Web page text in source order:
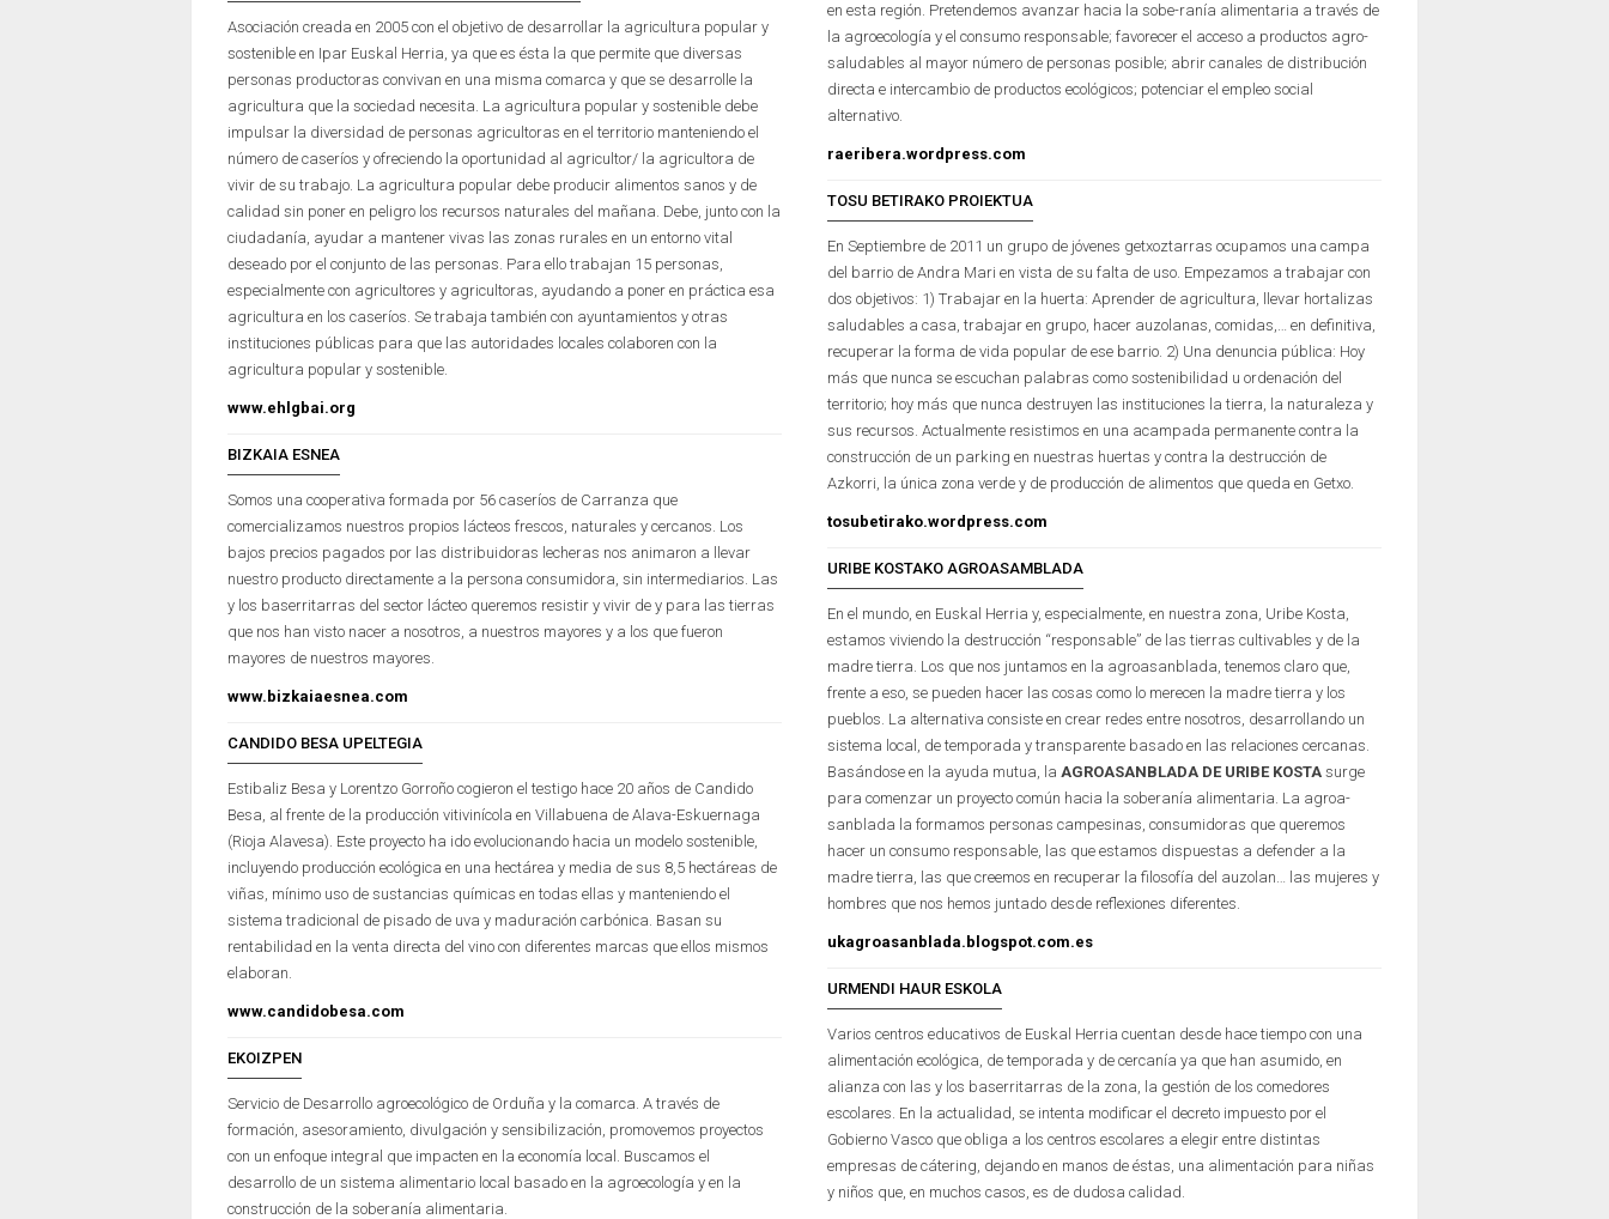
Asociación creada en 2005 con el objetivo de desarrollar la agricultura popular y
sostenible en Ipar Euskal Herria, ya que es ésta la que permite que diversas
personas productoras convivan en una misma comarca y que se desarrolle la
agricultura que la sociedad necesita. La agricultura popular y sostenible debe
impulsar la diversidad de personas agricultoras en el territorio manteniendo el
número de caseríos y ofreciendo la oportunidad al agricultor/ la agricultora de
vivir de su trabajo. La agricultura popular debe producir alimentos sanos y de
calidad sin poner en peligro los recursos naturales del mañana. Debe, junto con la
ciudadanía, ayudar a mantener vivas las zonas rurales en un entorno vital
deseado por el conjunto de las personas. Para ello trabajan 15 personas,
especialmente con agricultores y agricultoras, ayudando a poner en práctica esa
agricultura en los caseríos. Se trabaja también con ayuntamientos y otras
instituciones públicas para que las autoridades locales colaboren con la
agricultura popular y sostenible.
www.ehlgbai.org
BIZKAIA ESNEA
Somos una cooperativa formada por 56 caseríos de Carranza que
comercializamos nuestros propios lácteos frescos, naturales y cercanos. Los
bajos precios pagados por las distribuidoras lecheras nos animaron a llevar
nuestro producto directamente a la persona consumidora, sin intermediarios. Las
y los baserritarras del sector lácteo queremos resistir y vivir de y para las tierras
que nos han visto nacer a nosotros, a nuestros mayores y a los que fueron
mayores de nuestros mayores.
www.bizkaiaesnea.com
CANDIDO BESA UPELTEGIA
Estibaliz Besa y Lorentzo Gorroño cogieron el testigo hace 20 años de Candido
Besa, al frente de la producción vitivinícola en Villabuena de Alava-Eskuernaga
(Rioja Alavesa). Este proyecto ha ido evolucionando hacia un modelo sostenible,
incluyendo producción ecológica en una hectárea y media de sus 8,5 hectáreas de
viñas, mínimo uso de sustancias químicas en todas ellas y manteniendo el
sistema tradicional de pisado de uva y maduración carbónica. Basan su
rentabilidad en la venta directa del vino con diferentes marcas que ellos mismos
elaboran.
www.candidobesa.com
EKOIZPEN
Servicio de Desarrollo agroecológico de Orduña y la comarca. A través de
formación, asesoramiento, divulgación y sensibilización, promovemos proyectos
con un enfoque integral que impacten en la economía local. Buscamos el
desarrollo de un sistema alimentario local basado en la agroecología y en la
construcción de la soberanía alimentaria.
en esta región. Pretendemos avanzar hacia la sobe-ranía alimentaria a través de
la agroecología y el consumo responsable; favorecer el acceso a productos agro-
saludables al mayor número de personas posible; abrir canales de distribución
directa e intercambio de productos ecológicos; potenciar el empleo social
alternativo.
raeribera.wordpress.com
TOSU BETIRAKO PROIEKTUA
En Septiembre de 2011 un grupo de jóvenes getxoztarras ocupamos una campa
del barrio de Andra Mari en vista de su falta de uso. Empezamos a trabajar con
dos objetivos: 1) Trabajar en la huerta: Aprender de agricultura, llevar hortalizas
saludables a casa, trabajar en grupo, hacer auzolanas, comidas,… en definitiva,
recuperar la forma de vida popular de ese barrio. 2) Una denuncia pública: Hoy
más que nunca se escuchan palabras como sostenibilidad u ordenación del
territorio; hoy más que nunca destruyen las instituciones la tierra, la naturaleza y
sus recursos. Actualmente resistimos en una acampada permanente contra la
construcción de un parking en nuestras huertas y contra la destrucción de
Azkorri, la única zona verde y de producción de alimentos que queda en Getxo.
tosubetirako.wordpress.com
URIBE KOSTAKO AGROASAMBLADA
En el mundo, en Euskal Herria y, especialmente, en nuestra zona, Uribe Kosta,
estamos viviendo la destrucción “responsable” de las tierras cultivables y de la
madre tierra. Los que nos juntamos en la agroasanblada, tenemos claro que,
frente a eso, se pueden hacer las cosas como lo merecen la madre tierra y los
pueblos. La alternativa consiste en crear redes entre nosotros, desarrollando un
sistema local, de temporada y transparente basado en las relaciones cercanas.
Basándose en la ayuda mutua, laAGROASANBLADA DE URIBE KOSTAsurge
para comenzar un proyecto común hacia la soberanía alimentaria. La agroa-
sanblada la formamos personas campesinas, consumidoras que queremos
hacer un consumo responsable, las que estamos dispuestas a defender a la
madre tierra, las que creemos en recuperar la filosofía del auzolan… las mujeres y
hombres que nos hemos juntado desde reflexiones diferentes.
ukagroasanblada.blogspot.com.es
URMENDI HAUR ESKOLA
Varios centros educativos de Euskal Herria cuentan desde hace tiempo con una
alimentación ecológica, de temporada y de cercanía ya que han asumido, en
alianza con las y los baserritarras de la zona, la gestión de los comedores
escolares. En la actualidad, se intenta modificar el decreto impuesto por el
Gobierno Vasco que obliga a los centros escolares a elegir entre distintas
empresas de cátering, dejando en manos de éstas, una alimentación para niñas
y niños que, en muchos casos, es de dudosa calidad.